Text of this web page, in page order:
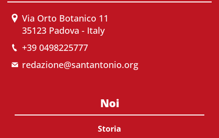
Via Orto Botanico 11
35123 Padova - Italy
+39 0498225777
redazione@santantonio.org
Noi
Storia